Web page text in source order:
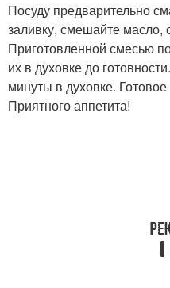
Посуду предварительно
заливку, смешайте масло,
Приготовленной смесью
их в духовке до
минуты в духовке.
Приятного аппетита!